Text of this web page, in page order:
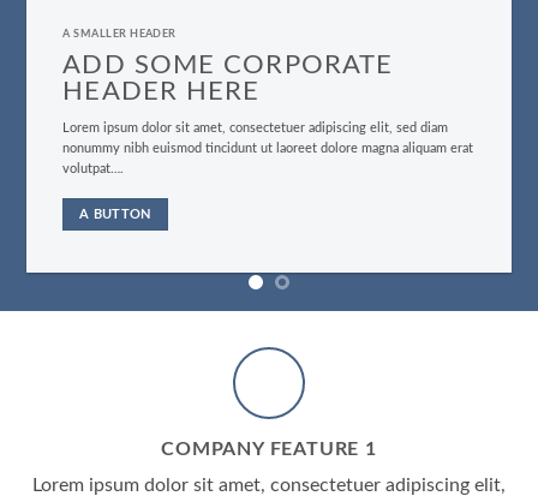
A SMALLER HEADER
ADD SOME CORPORATE
HEADER HERE
Lorem ipsum dolor sit amet, consectetuer adipiscing elit, sed diam
nonummy nibh euismod tincidunt ut laoreet dolore magna aliquam erat
volutpat….
A BUTTON
COMPANY FEATURE 1
Lorem ipsum dolor sit amet, consectetuer adipiscing elit,